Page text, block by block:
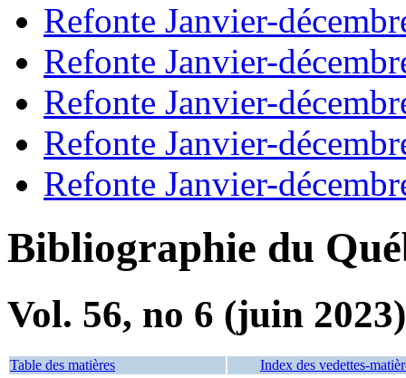
Refonte Janvier-
Refonte Janvier-
Refonte Janvier-
Refonte Janvier-
Refonte Janvier-
Bibliographie du
Vol. 56, no 6 (juin 2023)
Table des matières Index des vedettes-